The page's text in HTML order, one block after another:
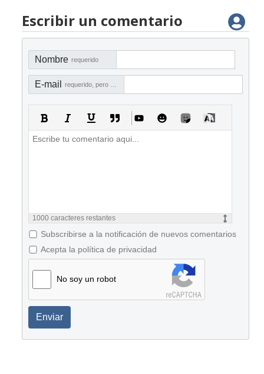
Escribir un comentario
Nombre requerido
E-mail
1000 caracteres restantes
Subscribirse a la notificación de nuevos comentarios
Acepta la política de privacidad
No soy un robot
Enviar